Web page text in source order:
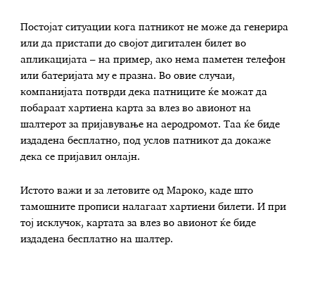
Постојат ситуации кога патникот не може да генерира
или да пристапи до својот дигитален билет во
апликацијата – на пример, ако нема паметен телефон
или батеријата му е празна. Во овие случаи,
компанијата потврди дека патниците ќе можат да
побараат хартиена карта за влез во авионот на
шалтерот за пријавување на аеродромот. Таа ќе биде
издадена бесплатно, под услов патникот да докаже
дека се пријавил онлајн.
Истото важи и за летовите од Мароко, каде што
тамошните прописи налагаат хартиени билети. И при
тој исклучок, картата за влез во авионот ќе биде
издадена бесплатно на шалтер.